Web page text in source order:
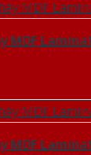
MDF
MDF